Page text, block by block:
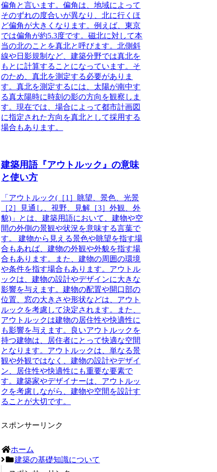
偏角と言います。偏角は、地域によって
そのずれの度合いが異なり、北に行くほ
ど偏角が大きくなります。例えば、東京
では偏角が約5.3度です。磁北に対して本
当の北のことを真北と呼びます。北側斜
線や日影規制など、建築分野では真北を
もとに計算することになっています。そ
のため、真北を測定する必要がありま
す。真北を測定するには、太陽が南中す
る真太陽時に時刻の影の方向を観察しま
す。現在では、場合によって都市計画図
に指定された方向を真北として採用する
場合もあります。
建築用語『アウトルック』の意味
と使い方
「アウトルック(［1］眺望、景色、光景
［2］見通し、視野、見解［3］外観、外
貌)」とは、建築用語において、建物や空
間の外側の景観や状況を意味する言葉で
す。
建物から見える景色や眺望を指す場
合もあれば、建物の外観や外貌を指す場
合もあります。また、建物の周囲の環境
や条件を指す場合もあります。アウトル
ックは、建物の設計やデザインに大きな
影響を与えます。建物の配置や開口部の
位置、窓の大きさや形状などは、アウト
ルックを考慮して決定されます。また、
アウトルックは建物の居住性や快適性に
も影響を与えます。良いアウトルックを
持つ建物は、居住者にとって快適な空間
となります。アウトルックは、単なる景
観や外観ではなく、建物の設計やデザイ
ン、居住性や快適性にも重要な要素で
す。建築家やデザイナーは、アウトルッ
クを考慮しながら、建物や空間を設計す
ることが大切です。
スポンサーリンク
ホーム
建築の基礎知識について